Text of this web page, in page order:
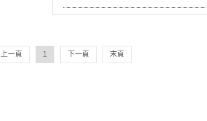
上一頁 1 下一頁 末頁